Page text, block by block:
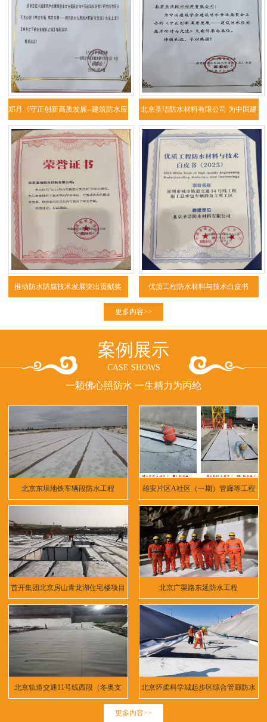
郑丹《守正创新高质发展--建筑防水应
用技
北京圣洁防水材料有限公司 为中国建
筑学会
推动防水防腐技术发展突出贡献奖 优质工程防水材料与技术白皮书
更多内容>>
案例展示
CASE SHOWS
一颗佛心照防水 一生精力为丙纶
北京东坝地铁车辆段防水工程 雄安片区A社区（一期）管廊等工程
首开集团北京房山青龙湖住宅楼项目 北京广渠路东延防水工程
北京轨道交通11号线西段（冬奥支 北京怀柔科学城起步区综合管廊防水
更多内容>>